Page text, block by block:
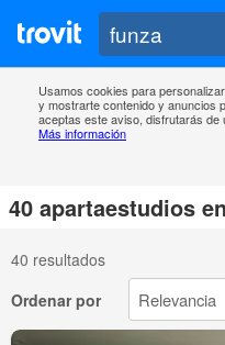
Usamos cookies para
y mostrarte contenido y anuncios
aceptas este aviso, disfrutarás de
Más información
40 apartaestudios
40 resultados
Ordenar por